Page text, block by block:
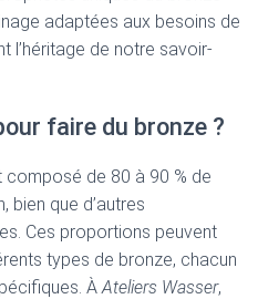
adaptées aux besoins de
l’héritage de notre savoir-
faire du bronze ?
de 80 à 90 % de
bien que d’autres
Ces proportions peuvent
types de bronze, chacun
ÀAteliers Wasser,